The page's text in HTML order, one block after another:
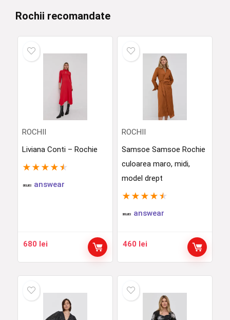
Rochii recomandate
ROCHII
Liviana Conti – Rochie
★ ★ ★ ★ ★
answear
680 lei
ROCHII
Samsoe Samsoe Rochie
culoarea maro, midi,
model drept
★ ★ ★ ★ ★
answear
460 lei